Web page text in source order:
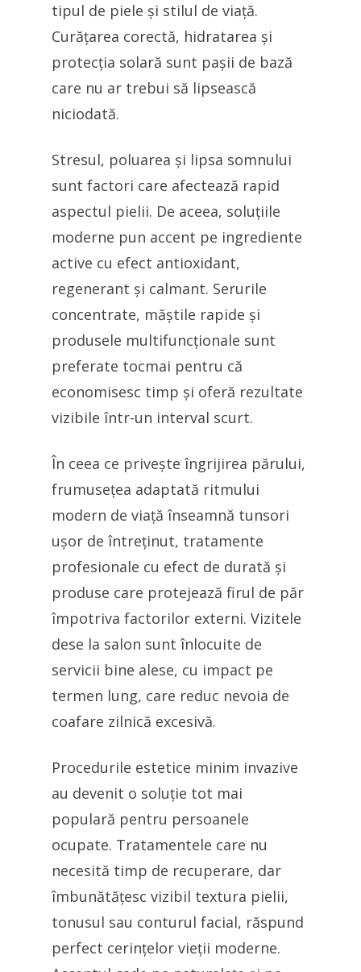
tipul de piele și stilul de viață.
Curățarea corectă, hidratarea și
protecția solară sunt pașii de bază
care nu ar trebui să lipsească
niciodată.
Stresul, poluarea și lipsa somnului
sunt factori care afectează rapid
aspectul pielii. De aceea, soluțiile
moderne pun accent pe ingrediente
active cu efect antioxidant,
regenerant și calmant. Serurile
concentrate, măștile rapide și
produsele multifuncționale sunt
preferate tocmai pentru că
economisesc timp și oferă rezultate
vizibile într-un interval scurt.
În ceea ce privește îngrijirea părului,
frumusețea adaptată ritmului
modern de viață înseamnă tunsori
ușor de întreținut, tratamente
profesionale cu efect de durată și
produse care protejează firul de păr
împotriva factorilor externi. Vizitele
dese la salon sunt înlocuite de
servicii bine alese, cu impact pe
termen lung, care reduc nevoia de
coafare zilnică excesivă.
Procedurile estetice minim invazive
au devenit o soluție tot mai
populară pentru persoanele
ocupate. Tratamentele care nu
necesită timp de recuperare, dar
îmbunătățesc vizibil textura pielii,
tonusul sau conturul facial, răspund
perfect cerințelor vieții moderne.